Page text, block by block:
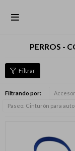

PERROS -
Filtrando por:
Paseo: Cinturón para auto